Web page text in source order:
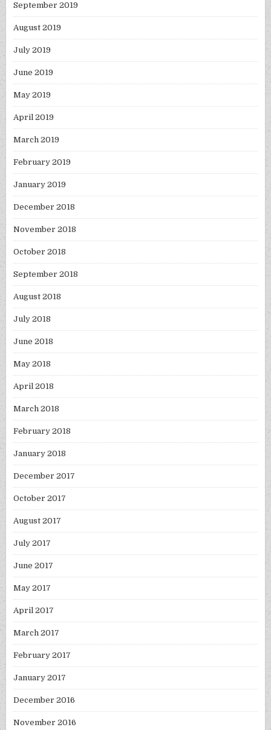
September 2019
August 2019
July 2019
June 2019
May 2019
April 2019
March 2019
February 2019
January 2019
December 2018
November 2018
October 2018
September 2018
August 2018
July 2018
June 2018
May 2018
April 2018
March 2018
February 2018
January 2018
December 2017
October 2017
August 2017
July 2017
June 2017
May 2017
April 2017
March 2017
February 2017
January 2017
December 2016
November 2016